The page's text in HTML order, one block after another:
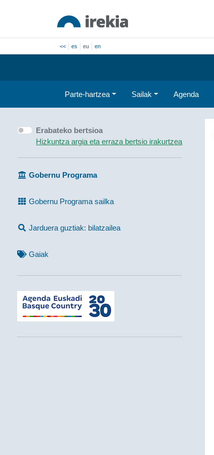
<< es eu en
Parte-hartzea Sailak Agenda
Erabateko bertsioa
Hizkuntza argia eta erraza bertsio irakurtzea
Gobernu Programa
Gobernu Programa sailka
Jarduera guztiak: bilatzailea
Gaiak